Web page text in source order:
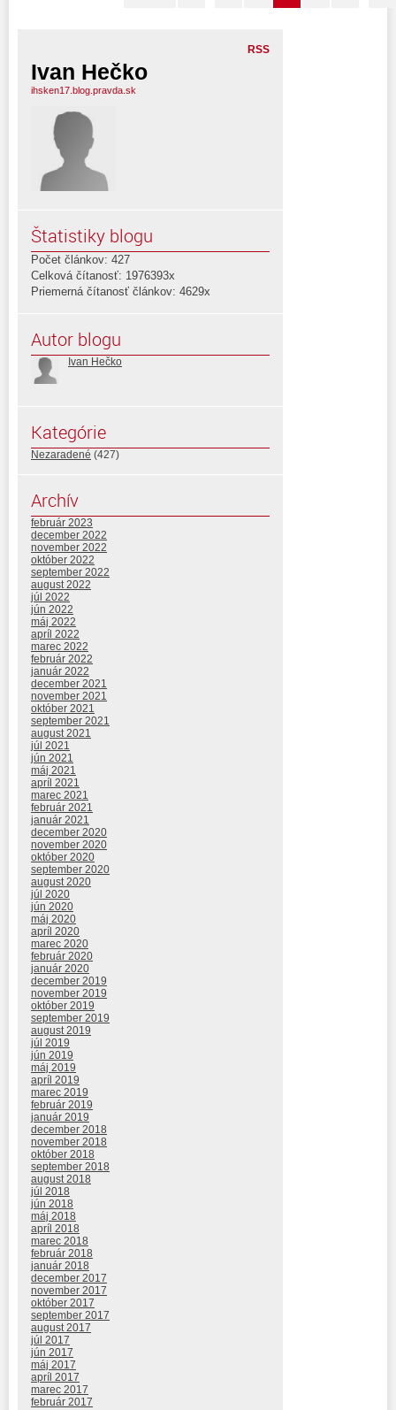
RSS
Ivan Hečko
ihsken17.blog.pravda.sk
Štatistiky blogu
Počet článkov: 427
Celková čítanosť: 1976393x
Priemerná čítanosť článkov: 4629x
Autor blogu
Ivan Hečko
Kategórie
Nezaradené (427)
Archív
február 2023
december 2022
november 2022
október 2022
september 2022
august 2022
júl 2022
jún 2022
máj 2022
apríl 2022
marec 2022
február 2022
január 2022
december 2021
november 2021
október 2021
september 2021
august 2021
júl 2021
jún 2021
máj 2021
apríl 2021
marec 2021
február 2021
január 2021
december 2020
november 2020
október 2020
september 2020
august 2020
júl 2020
jún 2020
máj 2020
apríl 2020
marec 2020
február 2020
január 2020
december 2019
november 2019
október 2019
september 2019
august 2019
júl 2019
jún 2019
máj 2019
apríl 2019
marec 2019
február 2019
január 2019
december 2018
november 2018
október 2018
september 2018
august 2018
júl 2018
jún 2018
máj 2018
apríl 2018
marec 2018
február 2018
január 2018
december 2017
november 2017
október 2017
september 2017
august 2017
júl 2017
jún 2017
máj 2017
apríl 2017
marec 2017
február 2017